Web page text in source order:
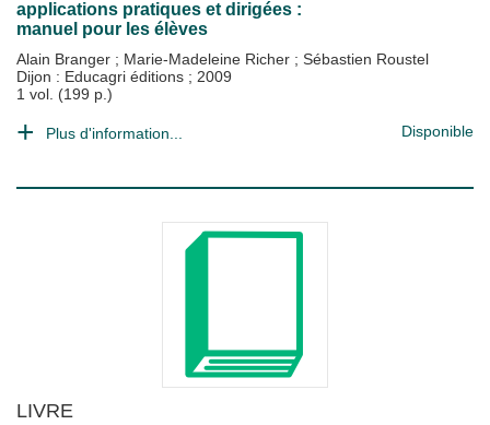
applications pratiques et dirigées :
manuel pour les élèves
Alain Branger ; Marie-Madeleine Richer ; Sébastien Roustel
Dijon : Educagri éditions ; 2009
1 vol. (199 p.)
Plus d'information... Disponible
LIVRE